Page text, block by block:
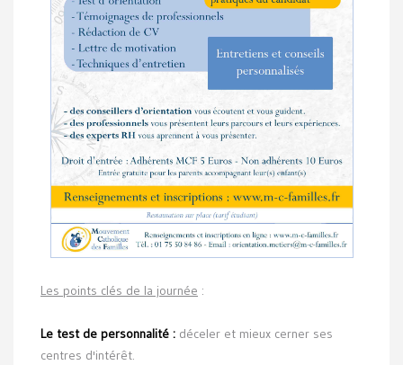
Les points clés de la journée :
Le test de personnalité : déceler et mieux cerner ses
centres d'intérêt.